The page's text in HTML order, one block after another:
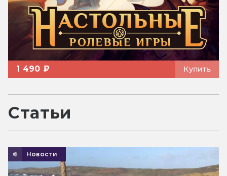
1 490 ₽ Купить
Статьи
Новости